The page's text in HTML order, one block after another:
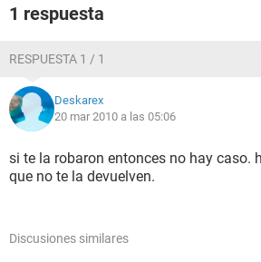
1 respuesta
RESPUESTA 1 / 1
Deskarex
20 mar 2010 a las 05:06
si te la robaron entonces no hay caso.
que no te la devuelven.
Discusiones similares